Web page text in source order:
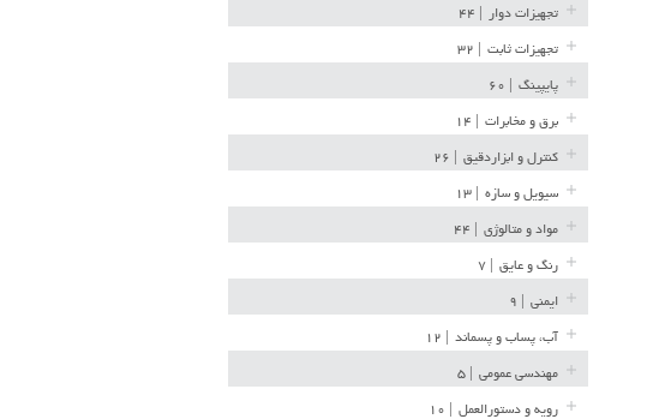
تجهیزات دوار
تجهیزات ثابت
پایپینگ
برق و مخابرات
کنترل و ابزاردقیق
سیویل و سازه
مواد و متالوژی
رنگ و عایق
ایمنی
آب، پساب و پسماند
مهندسی عمومی
رویه و دستورالعمل